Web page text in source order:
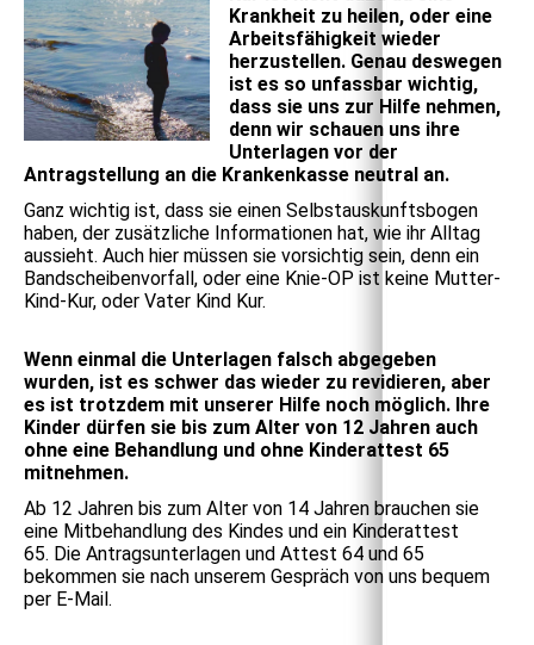
Krankheit zu heilen, oder eine
Arbeitsfähigkeit wieder
herzustellen. Genau deswegen
ist es so unfassbar wichtig,
dass sie uns zur Hilfe nehmen,
denn wir schauen uns ihre
Unterlagen vor der
Antragstellung an die Krankenkasse neutral an.
Ganz wichtig ist, dass sie einen Selbstauskunftsbogen
haben, der zusätzliche Informationen hat, wie ihr Alltag
aussieht. Auch hier müssen sie vorsichtig sein, denn ein
Bandscheibenvorfall, oder eine Knie-OP ist keine Mutter-
Kind-Kur, oder Vater Kind Kur.
Wenn einmal die Unterlagen falsch abgegeben
wurden, ist es schwer das wieder zu revidieren, aber
es ist trotzdem mit unserer Hilfe noch möglich. Ihre
Kinder dürfen sie bis zum Alter von 12 Jahren auch
ohne eine Behandlung und ohne Kinderattest 65
mitnehmen.
Ab 12 Jahren bis zum Alter von 14 Jahren brauchen sie
eine Mitbehandlung des Kindes und ein Kinderattest
65. Die Antragsunterlagen und Attest 64 und 65
bekommen sie nach unserem Gespräch von uns bequem
per E-Mail.